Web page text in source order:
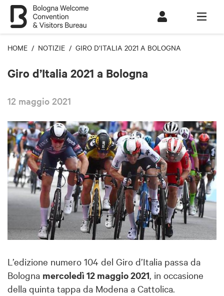
HOME / NOTIZIE / GIRO D’ITALIA 2021 A BOLOGNA
Giro d’Italia 2021 a Bologna
12 maggio 2021
L’edizione numero 104 del Giro d’Italia passa da
Bologna mercoledì 12 maggio 2021, in occasione
della quinta tappa da Modena a Cattolica.